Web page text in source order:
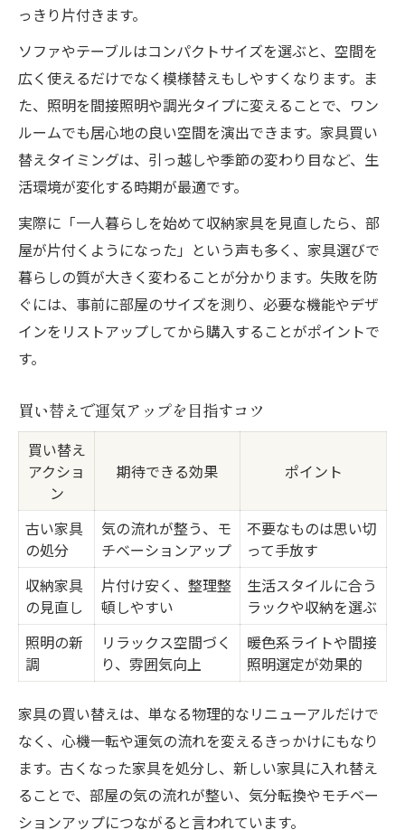
っきり片付きます。
ソファやテーブルはコンパクトサイズを選ぶと、空間を
広く使えるだけでなく模様替えもしやすくなります。ま
た、照明を間接照明や調光タイプに変えることで、ワン
ルームでも居心地の良い空間を演出できます。家具買い
替えタイミングは、引っ越しや季節の変わり目など、生
活環境が変化する時期が最適です。
実際に「一人暮らしを始めて収納家具を見直したら、部
屋が片付くようになった」という声も多く、家具選びで
暮らしの質が大きく変わることが分かります。失敗を防
ぐには、事前に部屋のサイズを測り、必要な機能やデザ
インをリストアップしてから購入することがポイントで
す。
買い替えで運気アップを目指すコツ
買い替え
アクショ
ン
期待できる効果 ポイント
古い家具
の処分
気の流れが整う、モ
チベーションアップ
不要なものは思い切
って手放す
収納家具
の見直し
片付け安く、整理整
頓しやすい
生活スタイルに合う
ラックや収納を選ぶ
照明の新
調
リラックス空間づく
り、雰囲気向上
暖色系ライトや間接
照明選定が効果的
家具の買い替えは、単なる物理的なリニューアルだけで
なく、心機一転や運気の流れを変えるきっかけにもなり
ます。古くなった家具を処分し、新しい家具に入れ替え
ることで、部屋の気の流れが整い、気分転換やモチベー
ションアップにつながると言われています。